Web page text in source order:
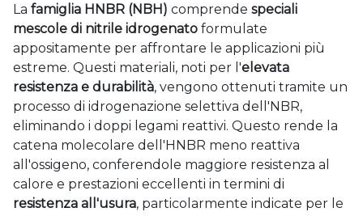
La famiglia HNBR (NBH) comprende speciali
mescole di nitrile idrogenato formulate
appositamente per affrontare le applicazioni più
estreme. Questi materiali, noti per l'elevata
resistenza e durabilità, vengono ottenuti tramite un
processo di idrogenazione selettiva dell'NBR,
eliminando i doppi legami reattivi. Questo rende la
catena molecolare dell'HNBR meno reattiva
all'ossigeno, conferendole maggiore resistenza al
calore e prestazioni eccellenti in termini di
resistenza all'usura, particolarmente indicate per le